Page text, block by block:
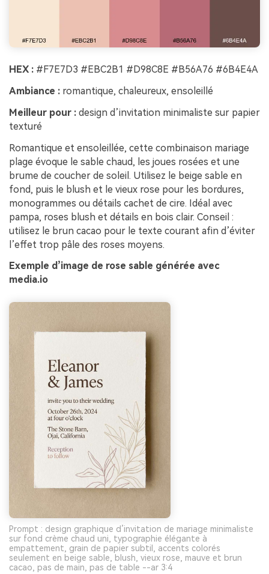
HEX : #F7E7D3 #EBC2B1 #D98C8E #B56A76 #6B4E4A
Ambiance : romantique, chaleureux, ensoleillé
Meilleur pour : design d’invitation minimaliste sur papier
texturé
Romantique et ensoleillée, cette combinaison mariage
plage évoque le sable chaud, les joues rosées et une
brume de coucher de soleil. Utilisez le beige sable en
fond, puis le blush et le vieux rose pour les bordures,
monogrammes ou détails cachet de cire. Idéal avec
pampa, roses blush et détails en bois clair. Conseil :
utilisez le brun cacao pour le texte courant afin d’éviter
l’effet trop pâle des roses moyens.
Exemple d’image de rose sable générée avec
media.io
Prompt : design graphique d’invitation de mariage minimaliste
sur fond crème chaud uni, typographie élégante à
empattement, grain de papier subtil, accents colorés
seulement en beige sable, blush, vieux rose, mauve et brun
cacao, pas de main, pas de table --ar 3:4